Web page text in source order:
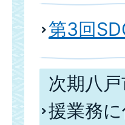
第3回
次期八
援業務